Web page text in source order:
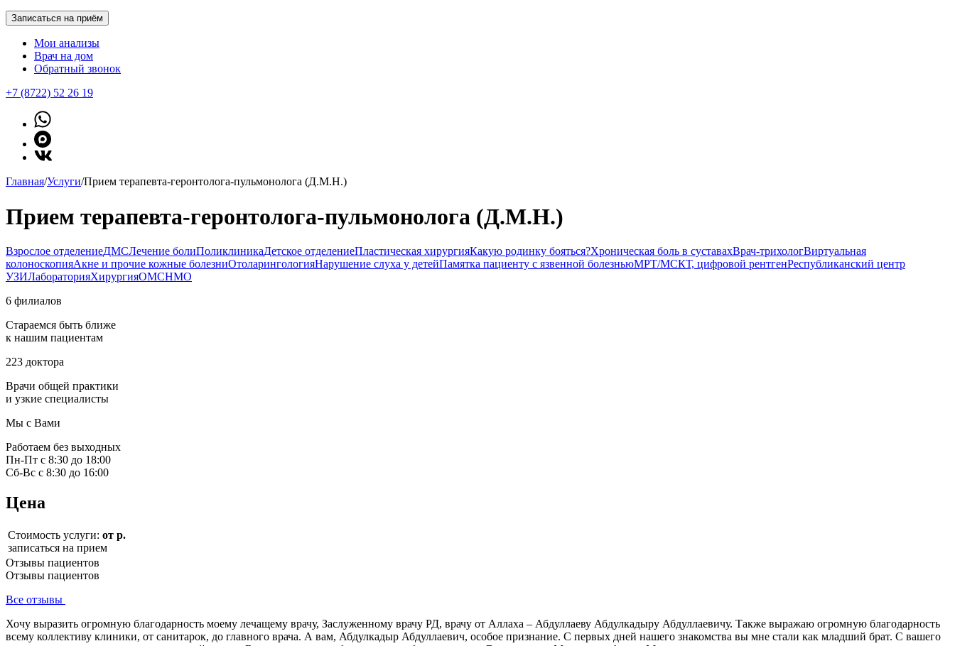
Записаться на приём
Мои анализы
Врач на дом
Обратный звонок
+7 (8722) 52 26 19
Главная/Услуги/Прием терапевта-геронтолога-пульмонолога (Д.М.Н.)
Прием терапевта-геронтолога-пульмонолога (Д.М.Н.)
Взрослое отделениеДМСЛечение болиПоликлиникаДетское отделениеПластическая хирургияКакую родинку бояться?Хроническая боль в суставахВрач-трихологВиртуальная
колоноскопияАкне и прочие кожные болезниОтоларингологияНарушение слуха у детейПамятка пациенту с язвенной болезньюМРТ/МСКТ, цифровой рентгенРеспубликанский центр
УЗИЛабораторияХирургияОМСНМО
6 филиалов
Стараемся быть ближе
к нашим пациентам
223 доктора
Врачи общей практики
и узкие специалисты
Мы с Вами
Работаем без выходных
Пн-Пт с 8:30 до 18:00
Сб-Вс с 8:30 до 16:00
Цена
Стоимость услуги: от р.
записаться на прием
Отзывы пациентов
Отзывы пациентов
Все отзывы
Хочу выразить огромную благодарность моему лечащему врачу, Заслуженному врачу РД, врачу от Аллаха – Абдуллаеву Абдулкадыру Абдуллаевичу. Также выражаю огромную благодарность
всему коллективу клиники, от санитарок, до главного врача. А вам, Абдулкадыр Абдуллаевич, особое признание. С первых дней нашего знакомства вы мне стали как младший брат. С вашего